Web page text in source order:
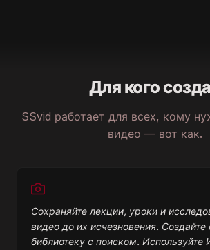
Для кого
SSvid работает для всех, кому
видео — вот как.
Сохраняйте лекции, уроки и
видео до их исчезновения.
библиотеку с поиском. Используйте